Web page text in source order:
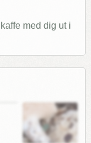
med dig ut i